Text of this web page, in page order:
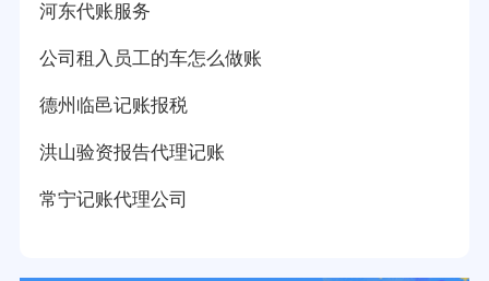
河东代账服务
公司租入员工的车怎么做账
德州临邑记账报税
洪山验资报告代理记账
常宁记账代理公司